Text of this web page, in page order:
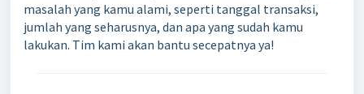
masalah yang kamu alami, seperti tanggal transaksi,
jumlah yang seharusnya, dan apa yang sudah kamu
lakukan. Tim kami akan bantu secepatnya ya!